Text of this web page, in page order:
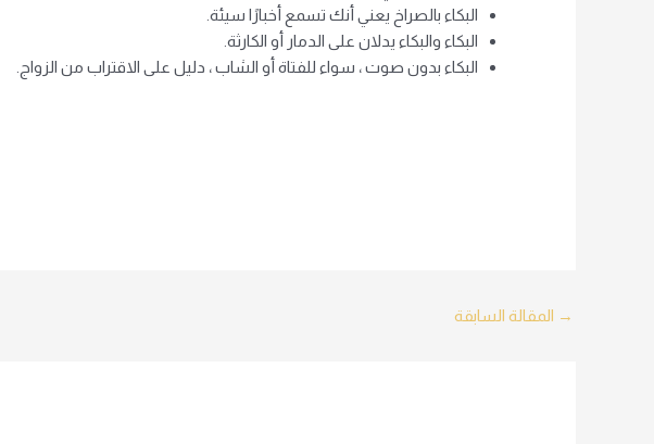
البكاء بالصراخ يعني أنك تسمع أخبارًا سيئة.
البكاء والبكاء يدلان على الدمار أو الكارثة.
البكاء بدون صوت ، سواء للفتاة أو الشاب ، دليل على الاقتراب من الزواج.
Post
→ المقالة السابقة